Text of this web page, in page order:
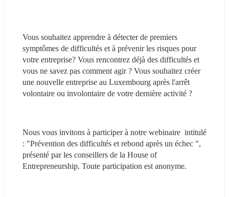
Vous souhaitez apprendre à détecter de premiers
symptômes de difficultés et à prévenir les risques pour
votre entreprise? Vous rencontrez déjà des difficultés et
vous ne savez pas comment agir ? Vous souhaitez créer
une nouvelle entreprise au Luxembourg après l'arrêt
volontaire ou involontaire de votre dernière activité ?
Nous vous invitons à participer à notre webinaire  intitulé
: "Prévention des difficultés et rebond après un échec ",
présenté par les conseillers de la House of
Entrepreneurship. Toute participation est anonyme.